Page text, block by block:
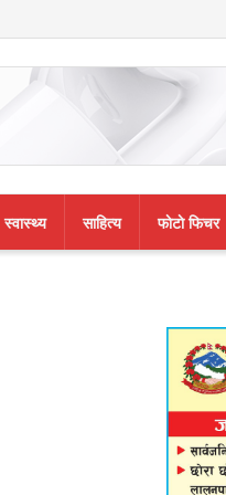
स्वास्थ्य साहित्य फाेटाे फिचर